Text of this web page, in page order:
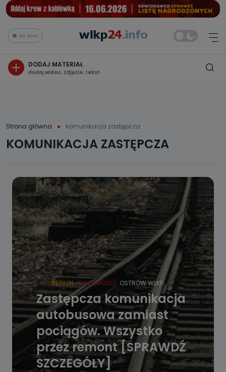
Na żywo
DODAJ MATERIAŁ
dodaj wideo, zdjęcie, tekst
Strona główna komunikacja zastępcza
KOMUNIKACJA ZASTĘPCZA
HOT REGION WIADOMOŚCI OSTRÓW WLKP.
Zastępcza komunikacja
autobusowa zamiast
pociągów. Wszystko
przez remont [SPRAWDŹ
SZCZEGÓŁY]